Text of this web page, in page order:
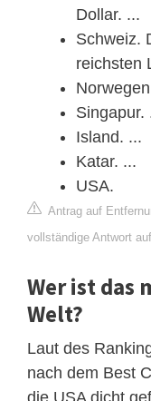
Dollar. ...
Schweiz.
reichsten
Singapur.
Island. ...
Katar. ...
USA.
Antrag auf
vollständige Antwort
Wer ist das
Welt?
Laut des
nach dem Best
die USA dicht